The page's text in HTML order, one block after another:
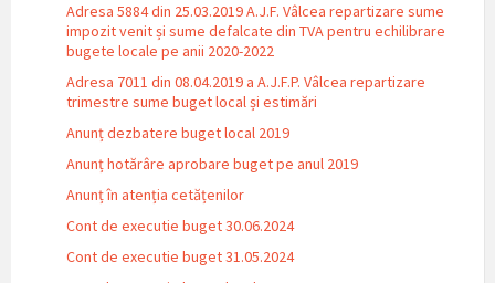
Adresa 5884 din 25.03.2019 A.J.F. Vâlcea repartizare sume
impozit venit și sume defalcate din TVA pentru echilibrare
bugete locale pe anii 2020-2022
Adresa 7011 din 08.04.2019 a A.J.F.P. Vâlcea repartizare
trimestre sume buget local și estimări
Anunț dezbatere buget local 2019
Anunț hotărâre aprobare buget pe anul 2019
Anunț în atenția cetățenilor
Cont de executie buget 30.06.2024
Cont de executie buget 31.05.2024